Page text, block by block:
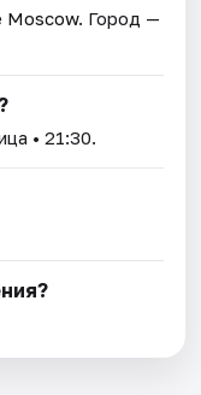
Moscow. Город —
• 21:30.